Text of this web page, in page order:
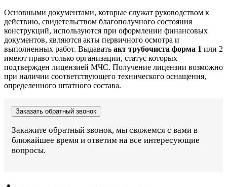
Основными документами, которые служат руководством к
действию, свидетельством благополучного состояния
конструкций, используются при оформлении финансовых
документов, являются акты первичного осмотра и
выполненных работ. Выдавать акт трубочиста форма 1 или 2
имеют право только организации, статус которых
подтвержден лицензией МЧС. Получение лицензии возможно
при наличии соответствующего технического оснащения,
определенного штатного состава.
Заказать обратный звонок
Закажите обратный звонок, мы свяжемся с вами в
ближайшее время и ответим на все интересующие
вопросы.